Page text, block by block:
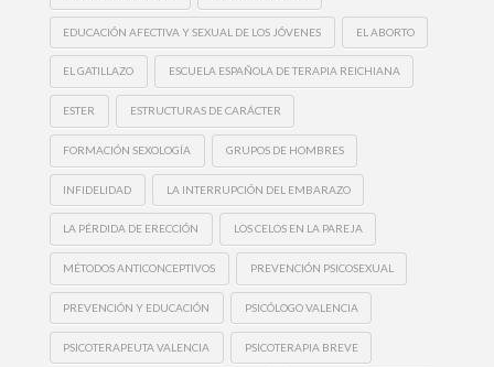
EDUCACIÓN AFECTIVA Y SEXUAL DE LOS JÓVENES EL ABORTO
EL GATILLAZO ESCUELA ESPAÑOLA DE TERAPIA REICHIANA
ESTER ESTRUCTURAS DE CARÁCTER
FORMACIÓN SEXOLOGÍA GRUPOS DE HOMBRES
INFIDELIDAD LA INTERRUPCIÓN DEL EMBARAZO
LA PÉRDIDA DE ERECCIÓN LOS CELOS EN LA PAREJA
MÉTODOS ANTICONCEPTIVOS PREVENCIÓN PSICOSEXUAL
PREVENCIÓN Y EDUCACIÓN PSICÓLOGO VALENCIA
PSICOTERAPEUTA VALENCIA PSICOTERAPIA BREVE